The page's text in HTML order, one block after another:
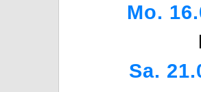
Mo.
Sa.